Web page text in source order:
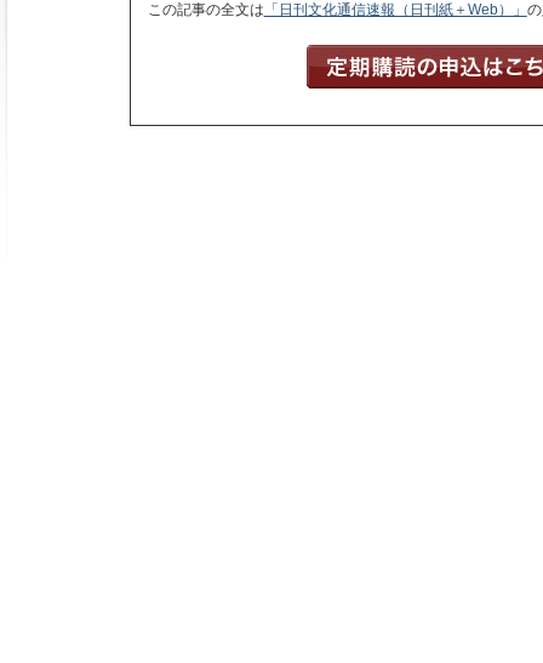
この記事の全文は 「日刊文化通信速報（日刊紙＋Web）」